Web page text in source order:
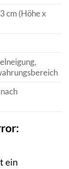
cm (Höhe x
ein